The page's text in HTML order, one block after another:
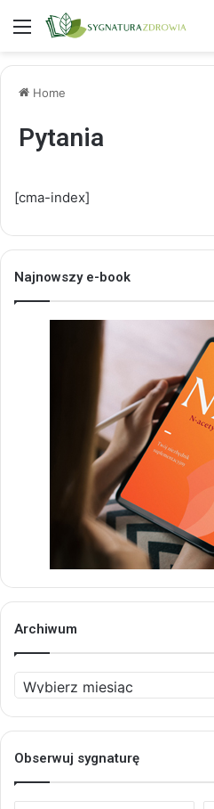
Menu
Home
Pytania
[cma-index]
Najnowszy e-book
Archiwum
Archiwum
Obserwuj sygnaturę